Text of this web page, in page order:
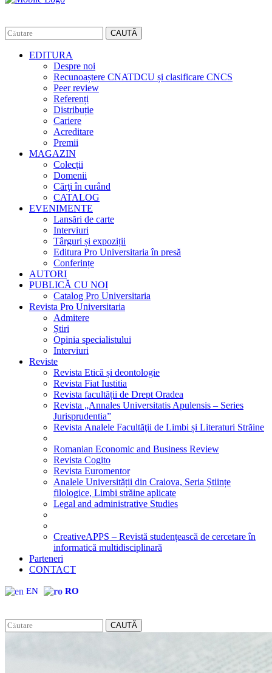
CAUTĂ
EDITURA
Despre noi
Recunoaștere CNATDCU și clasificare CNCS
Peer review
Referenți
Distribuție
Cariere
Acreditare
Premii
MAGAZIN
Colecții
Domenii
Cărţi în curând
CATALOG
EVENIMENTE
Lansări de carte
Interviuri
Târguri și expoziții
Editura Pro Universitaria în presă
Conferințe
AUTORI
PUBLICĂ CU NOI
Catalog Pro Universitaria
Revista Pro Universitaria
Admitere
Știri
Opinia specialistului
Interviuri
Reviste
Revista Etică și deontologie
Revista Fiat Iustitia
Revista facultății de Drept Oradea
Revista „Annales Universitatis Apulensis – Series
Jurisprudentia”
Revista Analele Facultăţii de Limbi și Literaturi Străine
Romanian Economic and Business Review
Revista Cogito
Revista Euromentor
Analele Universității din Craiova, Seria Științe
filologice, Limbi străine aplicate
Legal and administrative Studies
CreativeAPPS – Revistă studențească de cercetare în
informatică multidisciplinară
Parteneri
CONTACT
EN RO
CAUTĂ